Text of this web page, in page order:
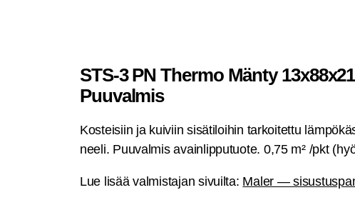
STS‑3 PN Ther­mo Män­ty
Puuvalmis
Kos­tei­siin ja kui­viin sisä­ti­loi­hin tar­koi­tet­tu
nee­li. Puu­val­mis avain­lip­pu­tuo­te. 0,75 m² /pkt
Lue lisää val­mis­ta­jan sivuil­ta: Maler —